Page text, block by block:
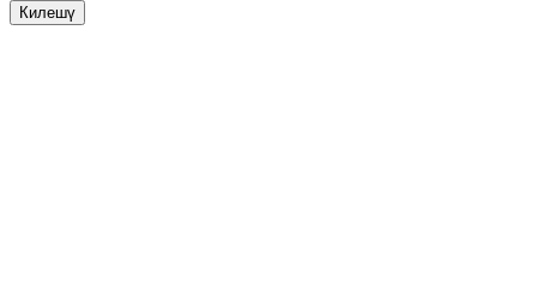
Килешү